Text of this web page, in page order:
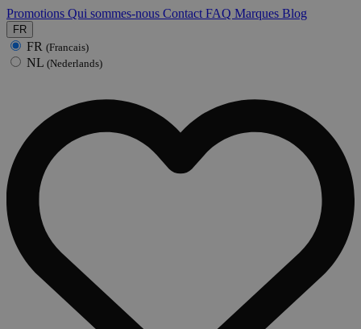
Promotions Qui sommes-nous Contact FAQ Marques Blog
FR
FR (Francais)
NL (Nederlands)